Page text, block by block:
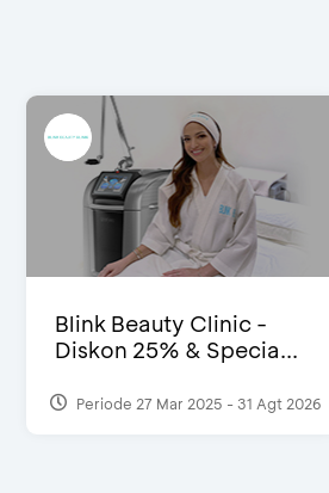
Blink Beauty Clinic -
Diskon 25% & Specia...
Periode 27 Mar 2025 - 31 Agt 2026